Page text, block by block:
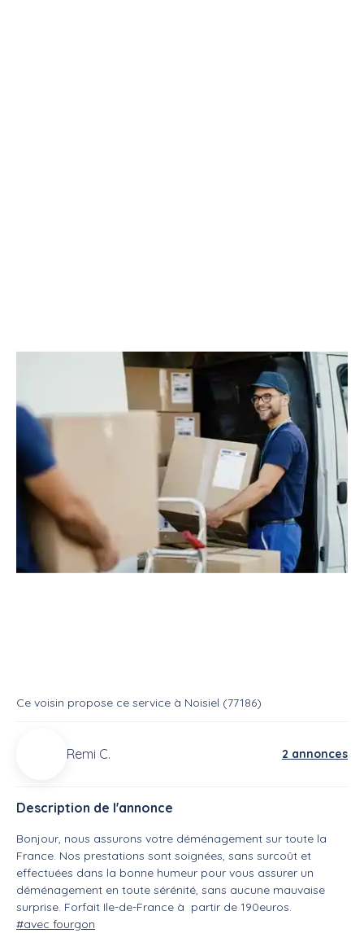
Service Déménagement Avec fourgon
Je vous dÉmÉnage pas cher !
Service Avec fourgon
Ce voisin propose ce service à Noisiel (77186)
Remi C. 2 annonces
Description de l'annonce
Bonjour, nous assurons votre déménagement sur toute la
France. Nos prestations sont soignées, sans surcoût et
effectuées dans la bonne humeur pour vous assurer un
déménagement en toute sérénité, sans aucune mauvaise
surprise. Forfait Ile-de-France à partir de 190euros.
#avec fourgon